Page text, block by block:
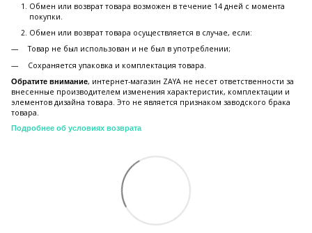
Обмен или возврат товара возможен в течение 14 дней с момента
покупки.
Обмен или возврат товара осуществляется в случае, если:
Товар не был использован и не был в употреблении;
Сохраняется упаковка и комплектация товара.
Обратите внимание, интернет-магазин ZAYA не несет ответственности за
внесенные производителем изменения характеристик, комплектации и
элементов дизайна товара. Это не является признаком заводского брака
товара.
Подробнее об условиях возврата